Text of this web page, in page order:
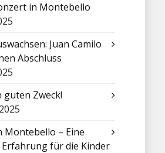
in Montebello
Juan Camilo
Abschluss
Zweck!
Montebello – Eine
für die Kinder